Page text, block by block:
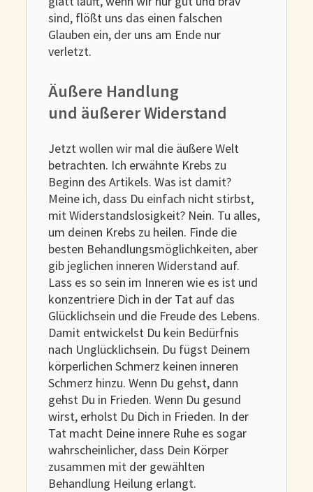
sind, flößt uns das einen falschen
Glauben ein, der uns am Ende nur
verletzt.
Äußere Handlung
und äußerer Widerstand
Jetzt wollen wir mal die äußere Welt
betrachten. Ich erwähnte Krebs zu
Beginn des Artikels. Was ist damit?
Meine ich, dass Du einfach nicht stirbst,
mit Widerstandslosigkeit? Nein. Tu alles,
um deinen Krebs zu heilen. Finde die
besten Behandlungsmöglichkeiten, aber
gib jeglichen inneren Widerstand auf.
Lass es so sein im Inneren wie es ist und
konzentriere Dich in der Tat auf das
Glücklichsein und die Freude des Lebens.
Damit entwickelst Du kein Bedürfnis
nach Unglücklichsein. Du fügst Deinem
körperlichen Schmerz keinen inneren
Schmerz hinzu. Wenn Du gehst, dann
gehst Du in Frieden. Wenn Du gesund
wirst, erholst Du Dich in Frieden. In der
Tat macht Deine innere Ruhe es sogar
wahrscheinlicher, dass Dein Körper
zusammen mit der gewählten
Behandlung Heilung erlangt.